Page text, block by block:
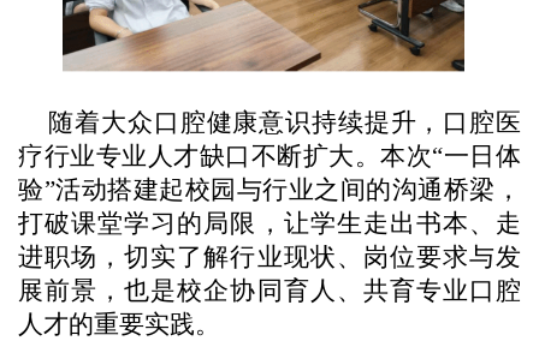
随着大众口腔健康意识持续提升，口腔医
疗行业专业人才缺口不断扩大。本次“一日体
验”活动搭建起校园与行业之间的沟通桥梁，
打破课堂学习的局限，让学生走出书本、走
进职场，切实了解行业现状、岗位要求与发
展前景，也是校企协同育人、共育专业口腔
人才的重要实践。